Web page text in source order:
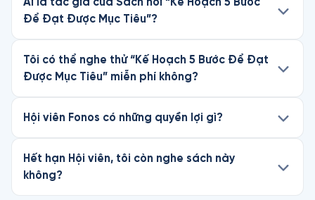
Để Đạt Được Mục Tiêu”?
Tôi có thể nghe thử “Kế Hoạch 5 Bước Để Đạt
Được Mục Tiêu” miễn phí không?
Hội viên Fonos có những quyền lợi gì?
Hết hạn Hội viên, tôi còn nghe sách này
không?